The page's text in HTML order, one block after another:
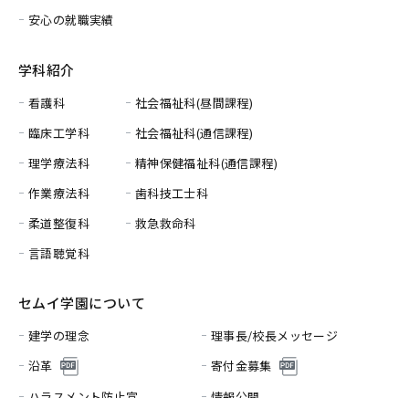
安心の就職実績
学科紹介
看護科
臨床工学科
理学療法科
作業療法科
柔道整復科
言語聴覚科
社会福祉科(昼間課程)
社会福祉科(通信課程)
精神保健福祉科(通信課程)
歯科技工士科
救急救命科
セムイ学園について
建学の理念
理事長/校長メッセージ
沿革
寄付金募集